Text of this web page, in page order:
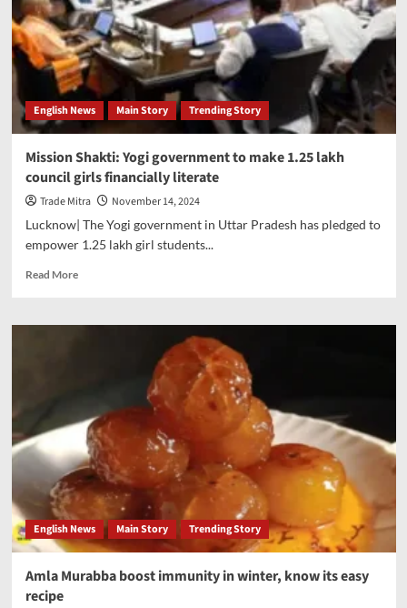
government,
44.9%
growth
between
2020-
to
2023-
English News Main Story Trending Story
Mission Shakti: Yogi government to make 1.25 lakh
council girls financially literate
Trade Mitra
November 14, 2024
Lucknow| The Yogi government in Uttar Pradesh has pledged to
empower 1.25 lakh girl students...
Read MoreRead
Mission
1.25
lakh
council
girls
financially
English News Main Story Trending Story
Amla Murabba boost immunity in winter, know its easy
recipe